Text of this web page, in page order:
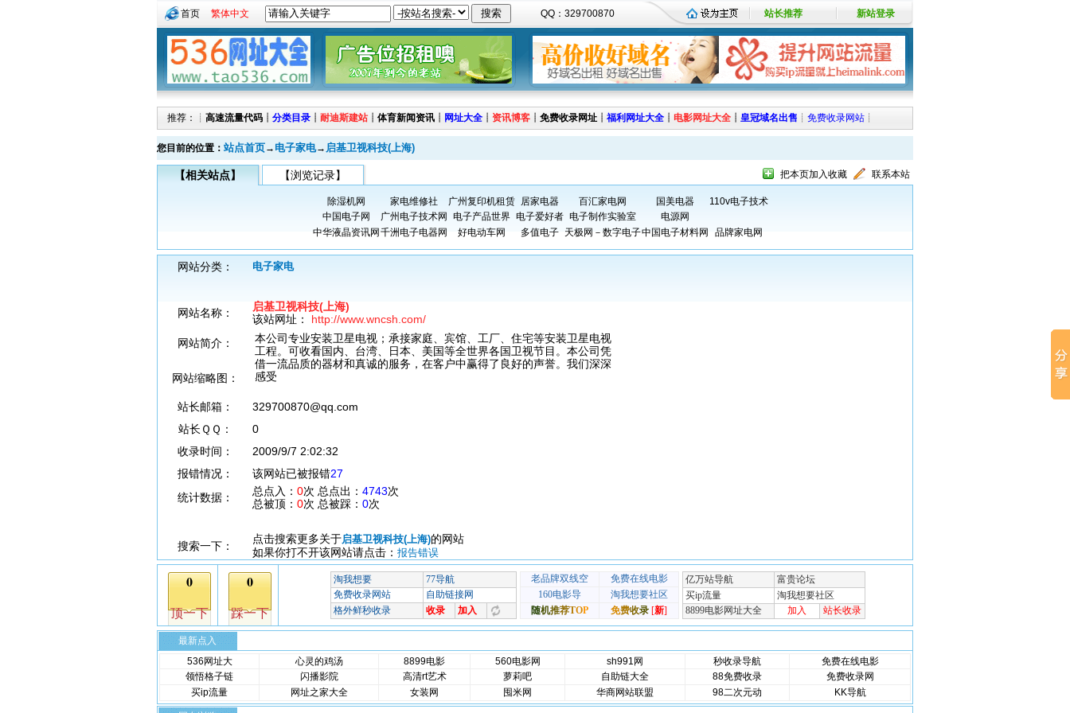
首页 繁体中文 QQ：329700870 站长推荐 新站登录
推荐：┊ 高速流量代码 ┊ 分类目录 ┊ 耐迪斯建站 ┊ 体育新闻资讯 ┊ 网址大全 ┊ 资讯博客 ┊ 免费收录网址 ┊ 福利网址大全 ┊ 电影网址大全 ┊ 皇冠域名出售 ┊ 免费收录网站 ┊
您目前的位置： 站点首页→ 电子家电→ 启基卫视科技(上海)
【相关站点】 【浏览记录】 把本页加入收藏 联系本站
除湿机网 家电维修社 广州复印机租赁 居家电器 百汇家电网 国美电器
110v电子技术
中国电子网
广州电子技术网 电子产品世界 电子爱好者 电子制作实验室
电源网
中华液晶资讯网 千洲电子电器网 好电动车网 多值电子 天极网－数字电子中国电子材料网 品牌家电网
网站分类： 电子家电
网站名称：
启基卫视科技(上海)
该站网址： http://www.wncsh.com/
网站简介：
本公司专业安装卫星电视；承接家庭、宾馆、工厂、住宅等安装卫星电视
工程。可收看国内、台湾、日本、美国等全世界各国卫视节目。本公司凭
借一流品质的器材和真诚的服务，在客户中赢得了良好的声誉。我们深深
感受
网站缩略图：
站长邮箱：
329700870@qq.com
站长ＱＱ：
0
收录时间：
2009/9/7 2:02:32
报错情况：
该网站已被报错27
统计数据：
总点入： 0次 总点出： 4743次
总被顶： 0次 总被踩： 0次
搜索一下：
点击搜索更多关于启基卫视科技(上海)的网站
如果你打不开该网站请点击： 报告错误
最新点入
536网址大
心灵的鸡汤 8899电影 560电影网 sh991网 秒收录导航
免费在线电影
领悟格子链
闪播影院 高清rt艺术 萝莉吧 自助链大全 88免费收录
免费收录网
买ip流量
网址之家大全 女装网 囤米网 华商网站联盟 98二次元动 KK导航